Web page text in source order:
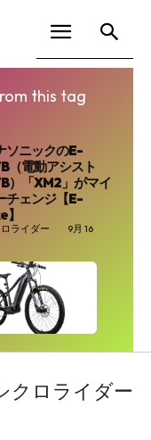
this tag
ソニックのE-
（電動アシスト
）「XM2」がマイ
チェンジ【E-
ライダー 9月 16
クロライダー